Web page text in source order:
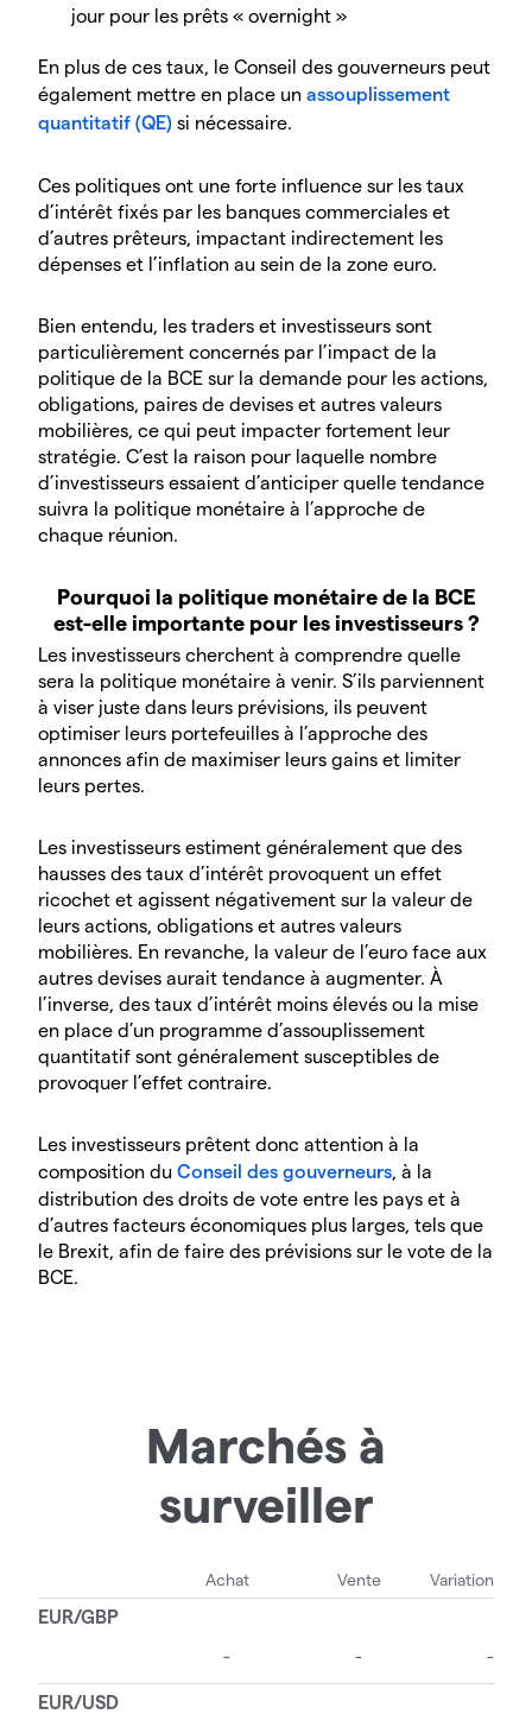
jour pour les prêts « overnight »
En plus de ces taux, le Conseil des gouverneurs peut
également mettre en place un assouplissement
quantitatif (QE) si nécessaire.
Ces politiques ont une forte influence sur les taux
d’intérêt fixés par les banques commerciales et
d’autres prêteurs, impactant indirectement les
dépenses et l’inflation au sein de la zone euro.
Bien entendu, les traders et investisseurs sont
particulièrement concernés par l’impact de la
politique de la BCE sur la demande pour les actions,
obligations, paires de devises et autres valeurs
mobilières, ce qui peut impacter fortement leur
stratégie. C’est la raison pour laquelle nombre
d’investisseurs essaient d’anticiper quelle tendance
suivra la politique monétaire à l’approche de
chaque réunion.
Pourquoi la politique monétaire de la BCE
est-elle importante pour les investisseurs ?
Les investisseurs cherchent à comprendre quelle
sera la politique monétaire à venir. S’ils parviennent
à viser juste dans leurs prévisions, ils peuvent
optimiser leurs portefeuilles à l’approche des
annonces afin de maximiser leurs gains et limiter
leurs pertes.
Les investisseurs estiment généralement que des
hausses des taux d’intérêt provoquent un effet
ricochet et agissent négativement sur la valeur de
leurs actions, obligations et autres valeurs
mobilières. En revanche, la valeur de l’euro face aux
autres devises aurait tendance à augmenter. À
l’inverse, des taux d’intérêt moins élevés ou la mise
en place d’un programme d’assouplissement
quantitatif sont généralement susceptibles de
provoquer l’effet contraire.
Les investisseurs prêtent donc attention à la
composition du Conseil des gouverneurs , à la
distribution des droits de vote entre les pays et à
d’autres facteurs économiques plus larges, tels que
le Brexit, afin de faire des prévisions sur le vote de la
BCE.
Marchés à
surveiller